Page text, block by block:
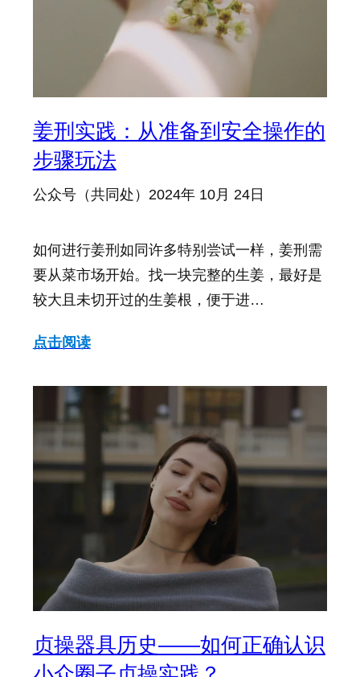
姜刑实践：从准备到安全操作的
步骤玩法
公众号（共同处） 2024年 10月 24日
如何进行姜刑如同许多特别尝试一样，姜刑需
要从菜市场开始。找一块完整的生姜，最好是
较大且未切开过的生姜根，便于进…
点击阅读
贞操器具历史——如何正确认识